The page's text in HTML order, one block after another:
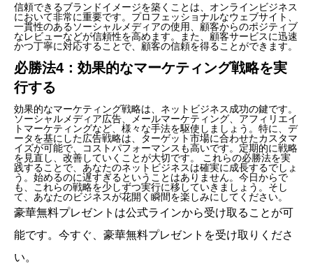
信頼できるブランドイメージを築くことは、オンラインビジネス
において非常に重要です。プロフェッショナルなウェブサイト、
一貫性のあるソーシャルメディアの使用、顧客からのポジティブ
なレビューなどが信頼性を高めます。また、顧客サービスに迅速
かつ丁寧に対応することで、顧客の信頼を得ることができます。
必勝法4：効果的なマーケティング戦略を実
行する
効果的なマーケティング戦略は、ネットビジネス成功の鍵です。
ソーシャルメディア広告、メールマーケティング、アフィリエイ
トマーケティングなど、様々な手法を駆使しましょう。特に、デ
ータを基にした広告戦略は、ターゲット市場に合わせたカスタマ
イズが可能で、コストパフォーマンスも高いです。定期的に戦略
を見直し、改善していくことが大切です。 これらの必勝法を実
践することで、あなたのネットビジネスは確実に成長するでしょ
う。始めるのに遅すぎるということはありません。今日からで
も、これらの戦略を少しずつ実行に移していきましょう。そし
て、あなたのビジネスが花開く瞬間を楽しみにしてください。
豪華無料プレゼントは公式ラインから受け取ることが可
能です。今すぐ、豪華無料プレゼントを受け取りくださ
い。